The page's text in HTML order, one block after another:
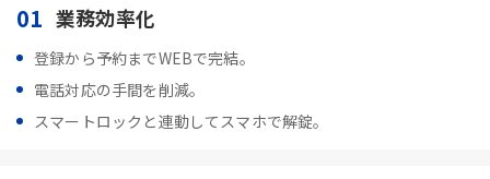
01 業務効率化
登録から予約までWEBで完結。
電話対応の手間を削減。
スマートロックと連動してスマホで解錠。